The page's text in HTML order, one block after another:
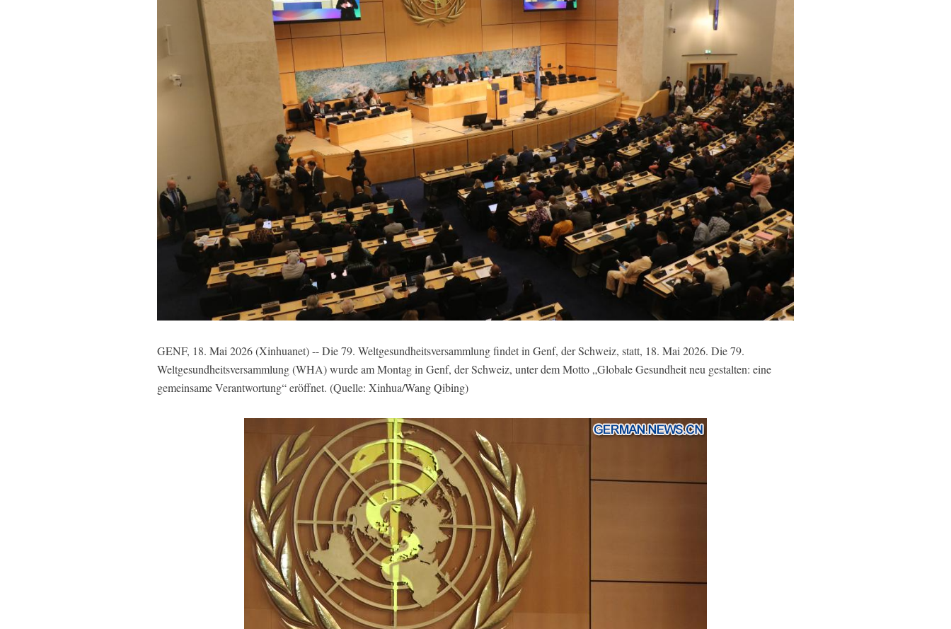
GENF, 18. Mai 2026 (Xinhuanet) -- Die 79. Weltgesundheitsversammlung findet in Genf, der Schweiz, statt, 18. Mai 2026. Die 79.
Weltgesundheitsversammlung (WHA) wurde am Montag in Genf, der Schweiz, unter dem Motto „Globale Gesundheit neu gestalten: eine
gemeinsame Verantwortung“ eröffnet. (Quelle: Xinhua/Wang Qibing)